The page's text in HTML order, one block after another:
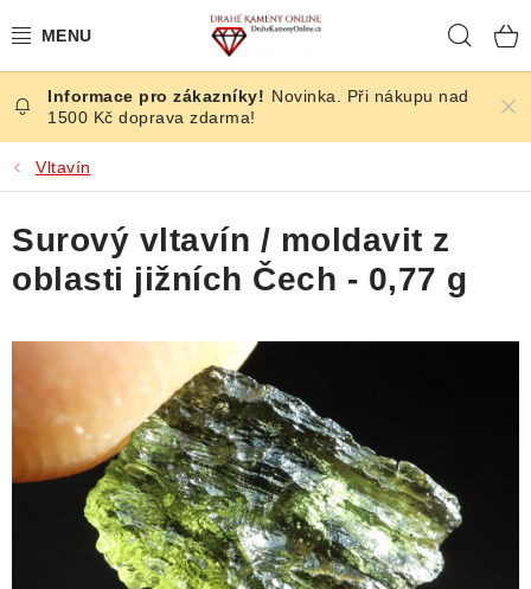
na
ČESKÉ KAMENY
ŠPERKY
KAMENY ZE SVĚTA
BROUŠENÉ
SLEVY
KRYSTALY
Novinka. Při nákupu nad
1500 Kč doprava zdarma!
Vltavín
Surový vltavín / moldavit z
oblasti jižních Čech - 0,77 g